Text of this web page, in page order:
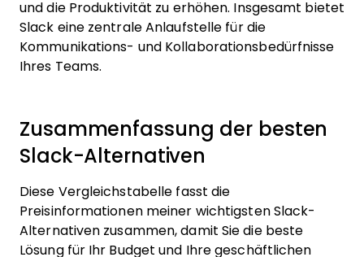
und die Produktivität zu erhöhen. Insgesamt bietet
Slack eine zentrale Anlaufstelle für die
Kommunikations- und Kollaborationsbedürfnisse
Ihres Teams.
Zusammenfassung der besten
Slack-Alternativen
Diese Vergleichstabelle fasst die
Preisinformationen meiner wichtigsten Slack-
Alternativen zusammen, damit Sie die beste
Lösung für Ihr Budget und Ihre geschäftlichen